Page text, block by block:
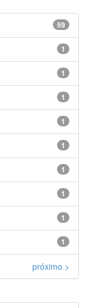
59
1
1
1
1
1
1
1
1
1
próximo >